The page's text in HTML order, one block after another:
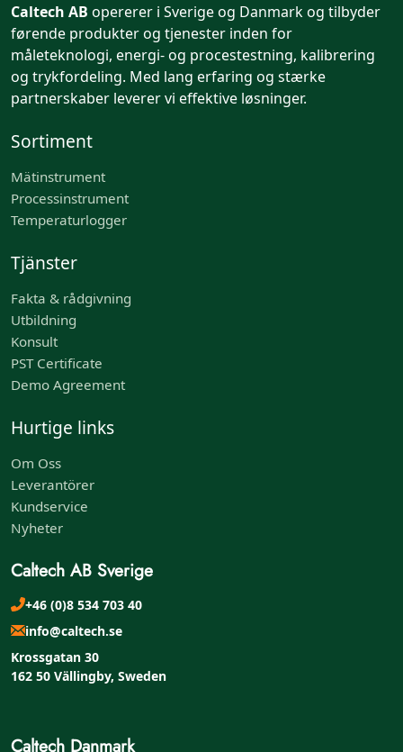
Caltech AB opererer i Sverige og Danmark og tilbyder
førende produkter og tjenester inden for
måleteknologi, energi- og procestestning, kalibrering
og trykfordeling. Med lang erfaring og stærke
partnerskaber leverer vi effektive løsninger.
Sortiment
Mätinstrument
Processinstrument
Temperaturlogger
Tjänster
Fakta & rådgivning
Utbildning
Konsult
PST Certificate
Demo Agreement
Hurtige links
Om Oss
Leverantörer
Kundservice
Nyheter
Caltech AB Sverige
+46 (0)8 534 703 40
info@caltech.se
Krossgatan 30
162 50 Vällingby, Sweden
Caltech Danmark